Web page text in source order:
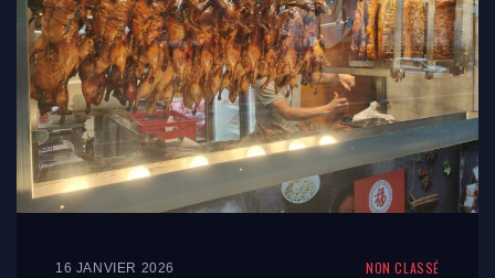
16 JANVIER 2026 NON CLASSÉ